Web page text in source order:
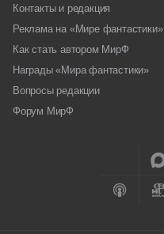
Контакты и редакция
Реклама на «Мире фантастики»
Как стать автором МирФ
Награды «Мира фантастики»
Вопросы редакции
Форум МирФ